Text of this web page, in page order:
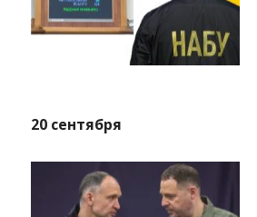
20 сентября